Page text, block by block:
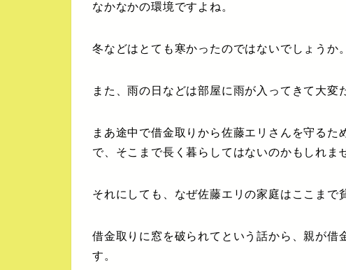
なかなかの環境ですよね。
冬などはとても寒かったのではないでしょうか。
また、雨の日などは部屋に雨が入ってきて大変
まあ途中で借金取りから佐藤エリさんを守る
で、そこまで長く暮らしてはないのかもしれま
それにしても、なぜ佐藤エリの家庭はここまで
借金取りに窓を破られてという話から、親が
す。